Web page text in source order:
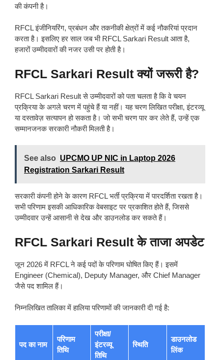
की कंपनी है।
RFCL इंजीनियरिंग, प्रबंधन और तकनीकी क्षेत्रों में कई नौकरियां प्रदान
करता है। इसलिए हर साल जब भी RFCL Sarkari Result आता है,
हजारों उम्मीदवारों की नजर उसी पर होती है।
RFCL Sarkari Result क्यों जरूरी है?
RFCL Sarkari Result से उम्मीदवारों को पता चलता है कि वे चयन
प्रक्रिया के अगले चरण में पहुंचे हैं या नहीं। यह चरण लिखित परीक्षा, इंटरव्यू
या दस्तावेज़ सत्यापन हो सकता है। जो सभी चरण पार कर लेते हैं, उन्हें एक
सम्मानजनक सरकारी नौकरी मिलती है।
See also UPCMO UP NIC in Laptop 2026
Registration Sarkari Result
सरकारी कंपनी होने के कारण RFCL भर्ती प्रक्रिया में पारदर्शिता रखता है।
सभी परिणाम इसकी आधिकारिक वेबसाइट पर प्रकाशित होते हैं, जिससे
उम्मीदवार उन्हें आसानी से देख और डाउनलोड कर सकते हैं।
RFCL Sarkari Result के ताजा अपडेट
जून 2026 में RFCL ने कई पदों के परिणाम घोषित किए हैं। इसमें
Engineer (Chemical), Deputy Manager, और Chief Manager
जैसे पद शामिल हैं।
निम्नलिखित तालिका में हालिया परिणामों की जानकारी दी गई है:
पद का नाम
परिणाम
तिथि
परीक्षा/
इंटरव्यू
तिथि
स्थिति
डाउनलोड
लिंक